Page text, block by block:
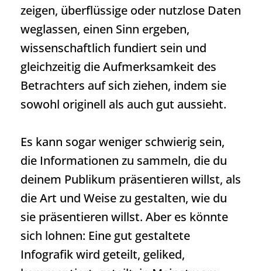
zeigen, überflüssige oder nutzlose Daten
weglassen, einen Sinn ergeben,
wissenschaftlich fundiert sein und
gleichzeitig die Aufmerksamkeit des
Betrachters auf sich ziehen, indem sie
sowohl originell als auch gut aussieht.
Es kann sogar weniger schwierig sein,
die Informationen zu sammeln, die du
deinem Publikum präsentieren willst, als
die Art und Weise zu gestalten, wie du
sie präsentieren willst. Aber es könnte
sich lohnen: Eine gut gestaltete
Infografik wird geteilt, geliked,